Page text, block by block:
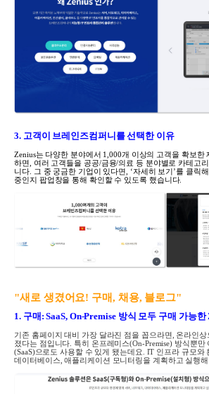
3. 고객이 브레인즈컴퍼니를 선택한 이유
Zenius는 다양한 분야에서 1,000개 이상의 고객을 확보한
하면
여러 고객들을 공공/금융/의료 등 분야별로 카테고
니다. 그 중 궁금한 기업이 있다면 , ‘자세히 보기’를 클릭
중인지 팝업창을 통해 확인할 수 있도록 했습니다.
"새로 생겼어요! 구매, 채용, 블로그"
1. 구매 : SaaS, On-Premise 방식 모두 구매 가능한
기존 홈페이지 대비 가장 달라진 점을 꼽으라면 온라인상
졌다는 점입니다 특히 온프레미스(On-Premise) 방식뿐만
(SaaS)으로도 사용할 수 있게 됐는데요 . IT 인프라 규모와
데이터베이스 ,애플리케이션 모니터링을 계획하고 실행